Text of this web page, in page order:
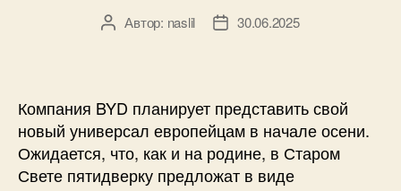
АвторАвтор: naslil
Дата30.06.2025
Компания BYD планирует представить свой
новый универсал европейцам в начале осени.
Ожидается, что, как и на родине, в Старом
Свете пятидверку предложат в виде